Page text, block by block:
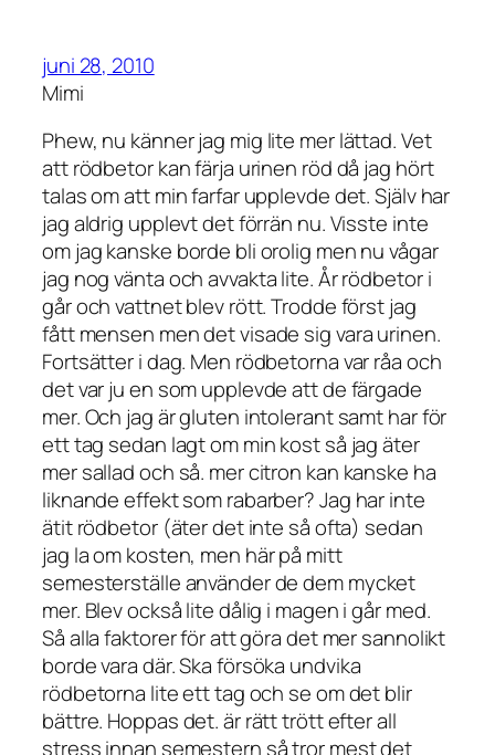
juni 28, 2010
Mimi
Phew, nu känner jag mig lite mer lättad. Vet
att rödbetor kan färja urinen röd då jag hört
talas om att min farfar upplevde det. Själv har
jag aldrig upplevt det förrän nu. Visste inte
om jag kanske borde bli orolig men nu vågar
jag nog vänta och avvakta lite. År rödbetor i
går och vattnet blev rött. Trodde först jag
fått mensen men det visade sig vara urinen.
Fortsätter i dag. Men rödbetorna var råa och
det var ju en som upplevde att de färgade
mer. Och jag är gluten intolerant samt har för
ett tag sedan lagt om min kost så jag äter
mer sallad och så. mer citron kan kanske ha
liknande effekt som rabarber? Jag har inte
ätit rödbetor (äter det inte så ofta) sedan
jag la om kosten, men här på mitt
semesterställe använder de dem mycket
mer. Blev också lite dålig i magen i går med.
Så alla faktorer för att göra det mer sannolikt
borde vara där. Ska försöka undvika
rödbetorna lite ett tag och se om det blir
bättre. Hoppas det. är rätt trött efter all
stress innan semestern så tror mest det